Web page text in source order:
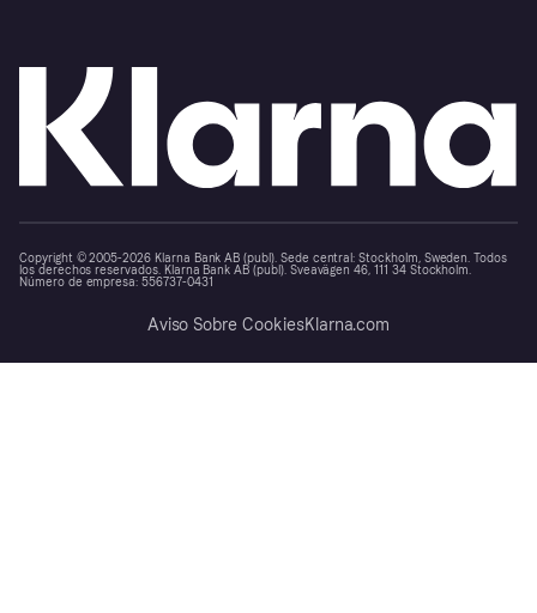
Copyright © 2005-2026 Klarna Bank AB (publ). Sede central: Stockholm, Sweden. Todos
los derechos reservados. Klarna Bank AB (publ). Sveavägen 46, 111 34 Stockholm.
Número de empresa: 556737-0431
Aviso Sobre CookiesKlarna.com